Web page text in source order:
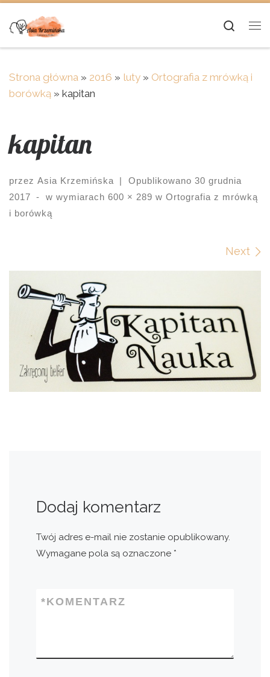
Skip to content
Strona główna » 2016 » luty » Ortografia z mrówką i
borówką » kapitan
kapitan
przez Asia Krzemińska | Opublikowano 30 grudnia
2017
- w wymiarach 600 × 289 w Ortografia z mrówką
i borówką
Next
Dodaj komentarz
Twój adres e-mail nie zostanie opublikowany.
Wymagane pola są oznaczone *
KOMENTARZ
*